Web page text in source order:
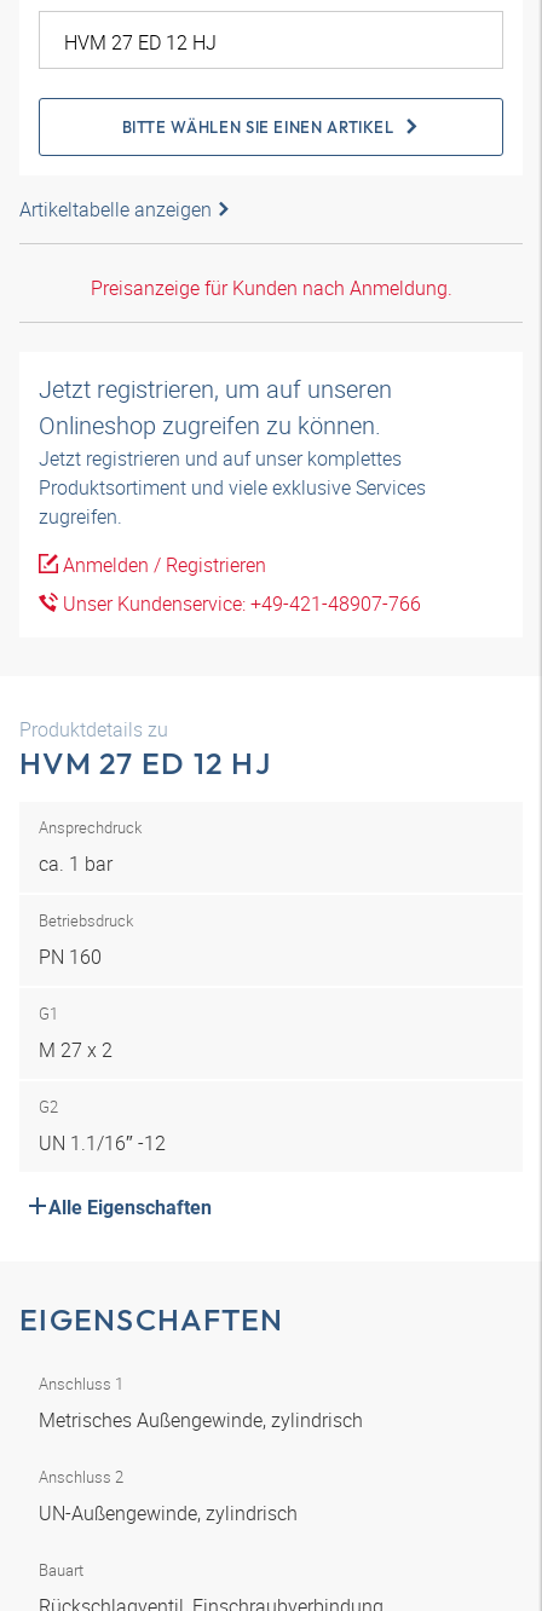
BITTE WÄHLEN SIE EINEN ARTIKEL
Artikeltabelle anzeigen
Preisanzeige für Kunden nach Anmeldung.
Jetzt registrieren, um auf unseren
Onlineshop zugreifen zu können.
Jetzt registrieren und auf unser komplettes
Produktsortiment und viele exklusive Services
zugreifen.
Anmelden / Registrieren
Unser Kundenservice: +49-421-48907-766
Produktdetails zu
HVM 27 ED 12 HJ
Ansprechdruck
ca. 1 bar
Betriebsdruck
PN 160
G1
M 27 x 2
G2
UN 1.1/16″ -12
Alle Eigenschaften
EIGENSCHAFTEN
Anschluss 1
Metrisches Außengewinde, zylindrisch
Anschluss 2
UN-Außengewinde, zylindrisch
Bauart